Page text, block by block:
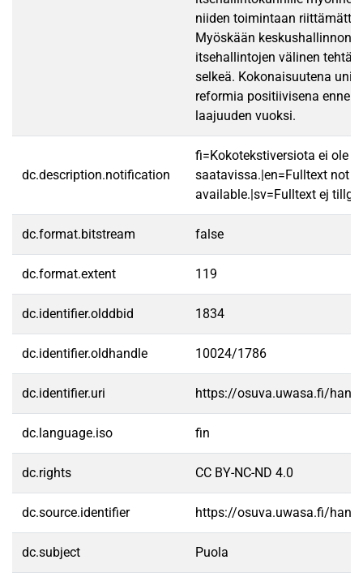
niiden toimintaan
Myöskään keskushallinnon
itsehallintojen välinen
selkeä. Kokonaisuutena
reformia positiivisena ennen
laajuuden vuoksi.
dc.description.notification
fi=Kokotekstiversiota ei ole
saatavissa.|en=Fulltext not
available.|sv=Fulltext ej
dc.format.bitstream false
dc.format.extent 119
dc.identifier.olddbid 1834
dc.identifier.oldhandle 10024/1786
dc.identifier.uri https://osuva.uwasa.fi/
dc.language.iso fin
dc.rights CC BY-NC-ND 4.0
dc.source.identifier https://osuva.uwasa.fi/
dc.subject Puola